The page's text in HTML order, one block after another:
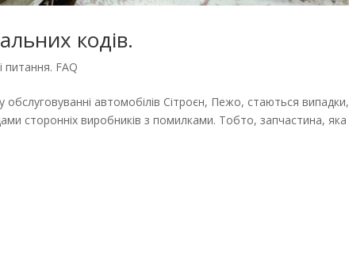
кодів.
питання. FAQ
обслуговуванні автомобілів Сітроєн, Пежо, стаються випадки,
сторонніх виробників з помилками. Тобто, запчастина, яка